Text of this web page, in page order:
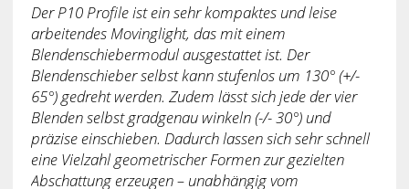
Der P10 Profile ist ein sehr kompaktes und leise
arbeitendes Movinglight, das mit einem
Blendenschiebermodul ausgestattet ist. Der
Blendenschieber selbst kann stufenlos um 130° (+/-
65°) gedreht werden. Zudem lässt sich jede der vier
Blenden selbst gradgenau winkeln (-/- 30°) und
präzise einschieben. Dadurch lassen sich sehr schnell
eine Vielzahl geometrischer Formen zur gezielten
Abschattung erzeugen – unabhängig vom